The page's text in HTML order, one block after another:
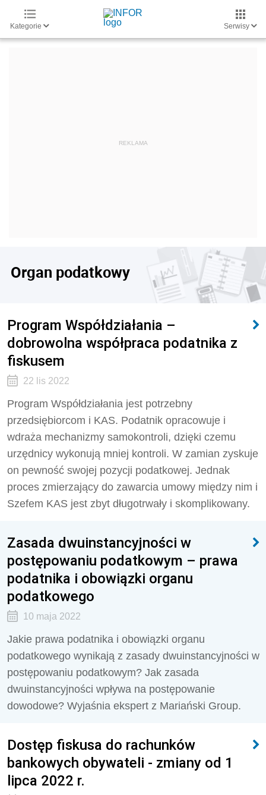
Kategorie Serwisy
Organ podatkowy
Program Współdziałania –
dobrowolna współpraca podatnika z
fiskusem
22 lis 2022
Program Współdziałania jest potrzebny
przedsiębiorcom i KAS. Podatnik opracowuje i
wdraża mechanizmy samokontroli, dzięki czemu
urzędnicy wykonują mniej kontroli. W zamian zyskuje
on pewność swojej pozycji podatkowej. Jednak
proces zmierzający do zawarcia umowy między nim i
Szefem KAS jest zbyt długotrwały i skomplikowany.
Zasada dwuinstancyjności w
postępowaniu podatkowym – prawa
podatnika i obowiązki organu
podatkowego
10 maja 2022
Jakie prawa podatnika i obowiązki organu
podatkowego wynikają z zasady dwuinstancyjności w
postępowaniu podatkowym? Jak zasada
dwuinstancyjności wpływa na postępowanie
dowodowe? Wyjaśnia ekspert z Mariański Group.
Dostęp fiskusa do rachunków
bankowych obywateli - zmiany od 1
lipca 2022 r.